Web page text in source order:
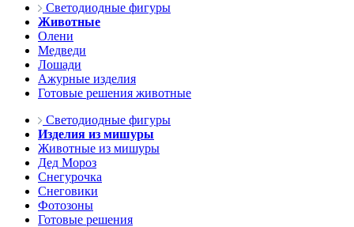
Светодиодные фигуры
Животные
Олени
Медведи
Лошади
Ажурные изделия
Готовые решения животные
Светодиодные фигуры
Изделия из мишуры
Животные из мишуры
Дед Мороз
Снегурочка
Снеговики
Фотозоны
Готовые решения